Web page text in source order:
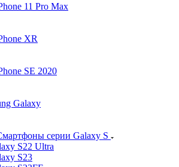
11 Pro Max
XR
SE 2020
Galaxy
серии Galaxy S
S22 Ultra
S23